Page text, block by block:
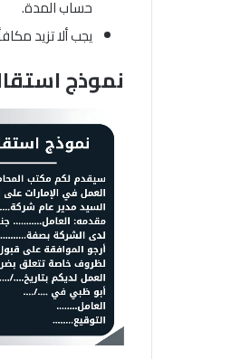
حساب المدة.
يجب ألا تزيد
نموذج